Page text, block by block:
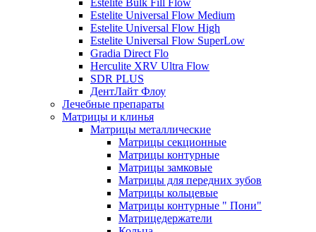
Estelite Bulk Fill Flow
Estelite Universal Flow Medium
Estelite Universal Flow High
Estelite Universal Flow SuperLow
Gradia Direct Flo
Herculite XRV Ultra Flow
SDR PLUS
ДентЛайт Флоу
Лечебные препараты
Матрицы и клинья
Матрицы металлические
Матрицы секционные
Матрицы контурные
Матрицы замковые
Матрицы для передних зубов
Матрицы кольцевые
Матрицы контурные " Пони"
Матрицедержатели